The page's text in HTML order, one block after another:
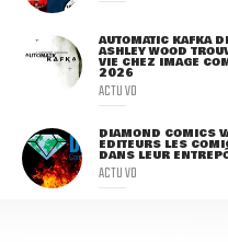
AUTOMATIC KAFKA
ASHLEY WOOD
VIE CHEZ IMAGE
2026
ACTU VO
DIAMOND COMICS
ÉDITEURS LES
DANS LEUR
ACTU VO